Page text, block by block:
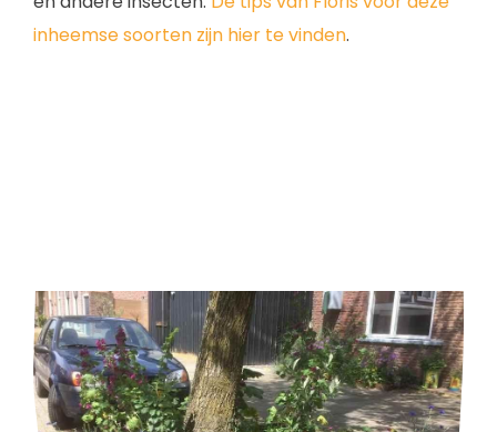
inheemse soorten zijn hier te vinden.